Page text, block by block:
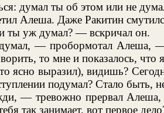
думал ты об этом или не
Алеша. Даже Ракитин
ты уж думал? — вскричал он.
— пробормотал Алеша, —
то мне и показалось, что
ясно выразил), видишь?
подумал? Стало быть,
— тревожно прервал Алеша,
так занимает, вот первое